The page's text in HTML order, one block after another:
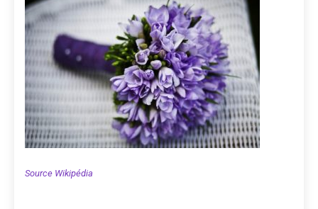
Source Wikipédia